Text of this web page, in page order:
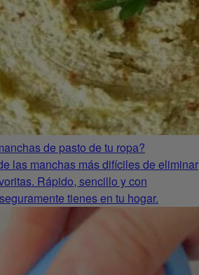
de pasto de tu ropa?
las manchas más difíciles de eliminar
Rápido, sencillo y con
tienes en tu hogar.